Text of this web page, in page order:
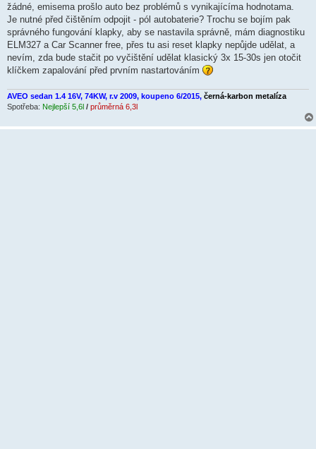
e
k
žádné, emisema prošlo auto bez problémů s vynikajícíma hodnotama.
Je nutné před čištěním odpojit - pól autobaterie? Trochu se bojím pak
správného fungování klapky, aby se nastavila správně, mám diagnostiku
ELM327 a Car Scanner free, přes tu asi reset klapky nepůjde udělat, a
nevím, zda bude stačit po vyčištění udělat klasický 3x 15-30s jen otočit
klíčkem zapalování před prvním nastartováním
AVEO sedan 1.4 16V, 74KW, r.v 2009, koupeno 6/2015, černá-karbon metalíza
Spotřeba: Nejlepší 5,6l / průměrná 6,3l